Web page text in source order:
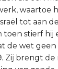
waartoe
tot aan
toen stierf hij
de wet
Zij brengt de